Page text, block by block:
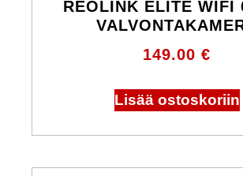
REOLINK ELITE WIFI
149.00 €
Lisää ostoskoriin